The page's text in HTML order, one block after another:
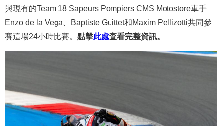
與現有的Team 18 Sapeurs Pompiers CMS Motostore車手
Enzo de la Vega、Baptiste Guittet和Maxim Pellizotti共同參
賽這場24小時比賽。 點擊此處查看完整資訊。